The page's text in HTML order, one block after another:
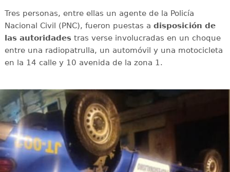
Tres personas, entre ellas un agente de la Policía
Nacional Civil (PNC), fueron puestas a disposición de
las autoridadestras verse involucradas en un choque
entre una radiopatrulla, un automóvil y una motocicleta
en la 14 calle y 10 avenida de la zona 1.